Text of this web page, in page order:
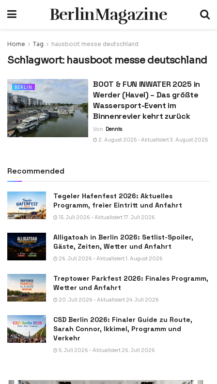
BerlinMagazine
Home Tag hausboot messe deutschland
Schlagwort: hausboot messe deutschland
BERLIN
BOOT & FUN INWATER 2025 in
Werder (Havel) – Das größte
Wassersport-Event im
Binnenrevier kehrt zurück
Von Dennis
2. August 2025 - Aktualisiert 3. August 2025
Recommended
Tegeler Hafenfest 2026: Aktuelles
Programm, freier Eintritt und Anfahrt
15. Juli 2026 - Aktualisiert 17. Juli 2026
Alligatoah in Berlin 2026: Setlist-Spoiler,
Gäste, Zeiten, Wetter und Anfahrt
26. Juli 2026 - Aktualisiert 1. August 2026
Treptower Parkfest 2026: Finales Programm,
Wetter und Anfahrt
20. Juli 2026 - Aktualisiert 24. Juli 2026
CSD Berlin 2026: Finaler Guide zu Route,
Sarah Connor, Ikkimel, Programm und
Verkehr
5. Juli 2026 - Aktualisiert 26. Juli 2026